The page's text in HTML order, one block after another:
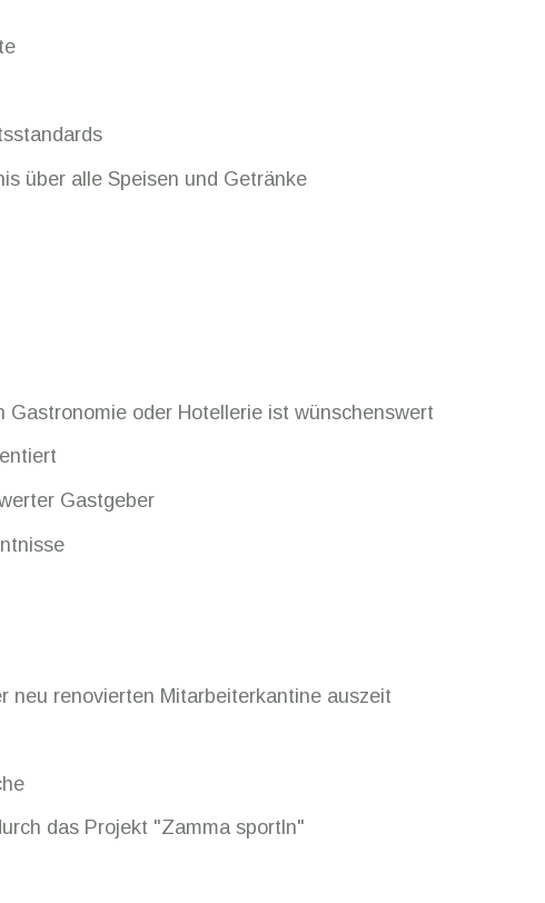
über alle Speisen und Getränke
oder Hotellerie ist wünschenswert
Gastgeber
neu renovierten Mitarbeiterkantine auszeit
das Projekt "Zamma sportln"